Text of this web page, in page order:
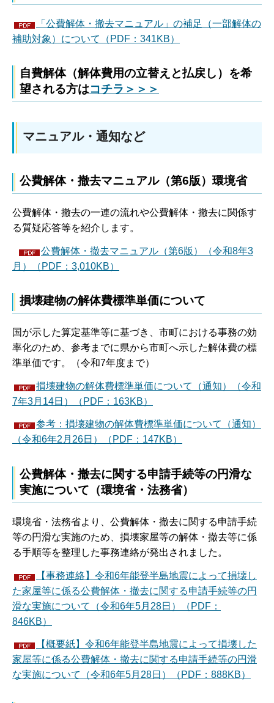
「公費解体・撤去マニュアル」の補足（一部解体の
補助対象）について（PDF：341KB）
自費解体（解体費用の立替えと払戻し）を希
望される方はコチラ＞＞＞
マニュアル・通知など
公費解体・撤去マニュアル（第6版）環境省
公費解体・撤去の一連の流れや公費解体・撤去に関係す
る質疑応答等を紹介します。
公費解体・撤去マニュアル（第6版）（令和8年3
月）（PDF：3,010KB）
損壊建物の解体費標準単価について
国が示した算定基準等に基づき、市町における事務の効
率化のため、参考までに県から市町へ示した解体費の標
準単価です。（令和7年度まで）
損壊建物の解体費標準単価について（通知）（令和
7年3月14日）（PDF：163KB）
参考：損壊建物の解体費標準単価について（通知）
（令和6年2月26日）（PDF：147KB）
公費解体・撤去に関する申請手続等の円滑な
実施について（環境省・法務省）
環境省・法務省より、公費解体・撤去に関する申請手続
等の円滑な実施のため、損壊家屋等の解体・撤去等に係
る手順等を整理した事務連絡が発出されました。
【事務連絡】令和6年能登半島地震によって損壊し
た家屋等に係る公費解体・撤去に関する申請手続等の円
滑な実施について（令和6年5月28日）（PDF：
846KB）
【概要紙】令和6年能登半島地震によって損壊した
家屋等に係る公費解体・撤去に関する申請手続等の円滑
な実施について（令和6年5月28日）（PDF：888KB）